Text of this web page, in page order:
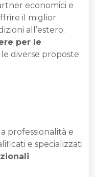
economici e
il miglior
all’estero.
per le
diverse proposte
professionalità e
e specializzati